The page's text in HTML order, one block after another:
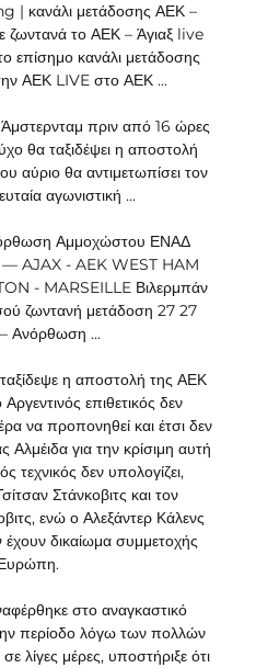
| κανάλι μετάδοσης ΑΕΚ –
ζωντανά το ΑΕΚ – Άγιαξ live
κανάλι μετάδοσης
ΑΕΚ LIVE στο ΑΕΚ ...
πριν από 16 ώρες
θα ταξιδέψει η αποστολή
αύριο θα αντιμετωπίσει τον
αγωνιστική ...
Αμμοχώστου ΕΝΑΔ
— AJAX - AEK WEST HAM
- MARSEILLE Βιλερμπάν
ζωντανή μετάδοση 27 27
Ανόρθωση ...
η αποστολή της ΑΕΚ
επιθετικός δεν
να προπονηθεί και έτσι δεν
Αλμέιδα για την κρίσιμη αυτή
τεχνικός δεν υπολογίζει,
Στάνκοβιτς και τον
ενώ ο Αλεξάντερ Κάλενς
δικαίωμα συμμετοχής
στο αναγκαστικό
περίοδο λόγω των πολλών
λίγες μέρες, υποστήριξε ότι